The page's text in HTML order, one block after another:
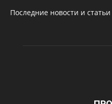
Последние новости и статьи